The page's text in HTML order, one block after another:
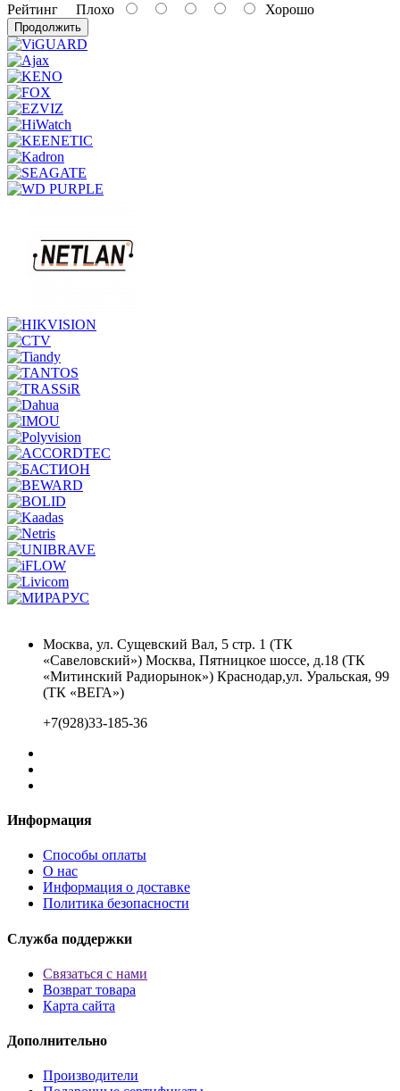
Рейтинг Плохо Хорошо
Продолжить
Москва, ул. Сущевский Вал, 5 стр. 1 (ТК
«Савеловский») Москва, Пятницкое шоссе, д.18 (ТК
«Митинский Радиорынок») Краснодар,ул. Уральская, 99
(ТК «ВЕГА»)
+7(928)33-185-36
Информация
Способы оплаты
О нас
Информация о доставке
Политика безопасности
Служба поддержки
Связаться с нами
Возврат товара
Карта сайта
Дополнительно
Производители